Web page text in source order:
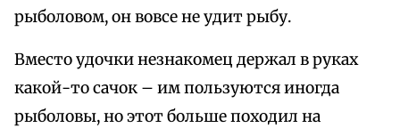
рыболовом, он вовсе не удит рыбу.
Вместо удочки незнакомец держал в руках
какой-то сачок – им пользуются иногда
рыболовы, но этот больше походил на